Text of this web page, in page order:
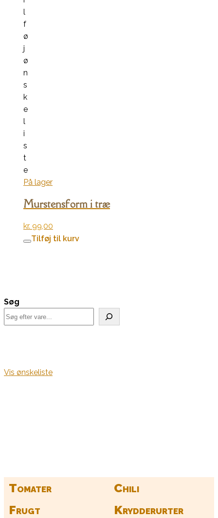
l
f
ø
j
ø
n
s
k
e
l
i
s
t
e
På lager
Murstensform i træ
kr. 99,00
Tilføj til kurv
Søg
Vis ønskeliste
Tomater
Chili
Frugt
Krydderurter